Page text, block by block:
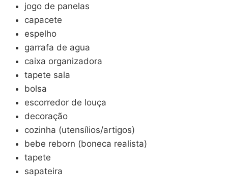
jogo de panelas
capacete
espelho
garrafa de agua
caixa organizadora
tapete sala
bolsa
escorredor de louça
decoração
cozinha (utensílios/artigos)
bebe reborn (boneca realista)
tapete
sapateira